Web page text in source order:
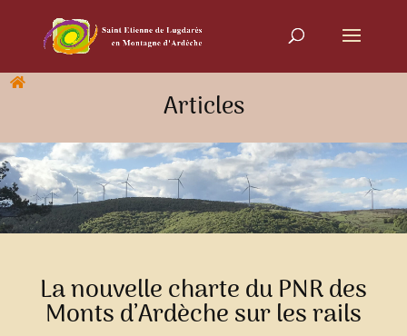
Articles
La nouvelle charte du PNR des
Monts d’Ardèche sur les rails